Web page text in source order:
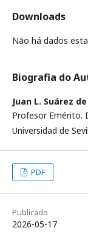
Downloads
Não há dados
Biografia do
Juan L. Suárez
Profesor Emérito.
Universidad de
PDF
Publicado
2026-05-17